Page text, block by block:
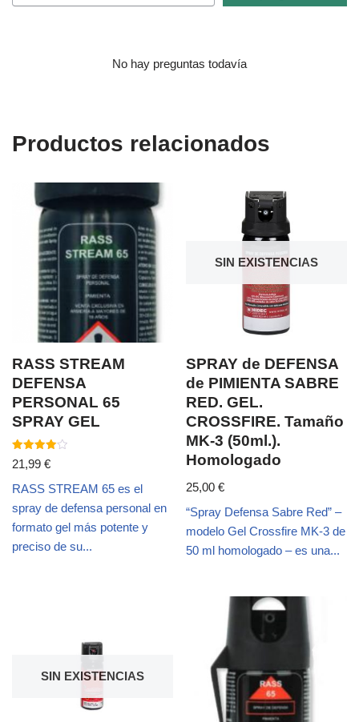
No hay preguntas todavía
Productos relacionados
RASS STREAM
DEFENSA
PERSONAL 65
SPRAY GEL
Valorado
con
de 5
21,99 €
RASS STREAM 65 es el
spray de defensa personal en
formato gel más potente y
preciso de su...
SIN EXISTENCIAS
SPRAY de DEFENSA
de PIMIENTA SABRE
RED. GEL.
CROSSFIRE. Tamaño
MK-3 (50ml.).
Homologado
25,00€
“Spray Defensa Sabre Red” –
modelo Gel Crossfire MK-3 de
50 ml homologado – es una...
SIN EXISTENCIAS